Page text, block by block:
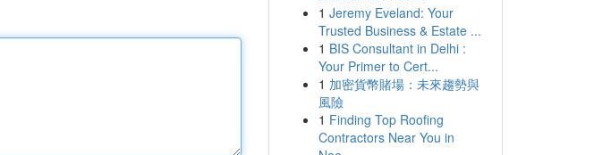
1 Jeremy Eveland: Your
Trusted Business & Estate ...
1 BIS Consultant in Delhi :
Your Primer to Cert...
1 加密貨幣賭場：未來趨勢與
風險
1 Finding Top Roofing
Contractors Near You in